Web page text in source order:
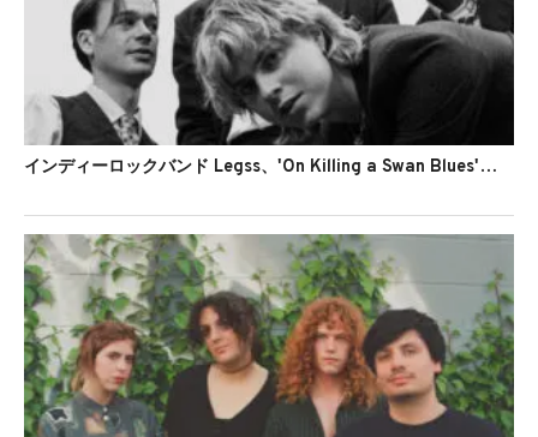
インディーロックバンド Legss、'On Killing a Swan Blues'のMVを公開